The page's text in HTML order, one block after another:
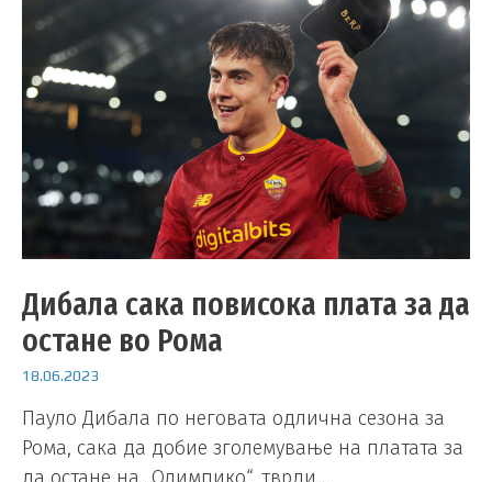
Дибала сака повисока плата за да
остане во Рома
18.06.2023
Пауло Дибала по неговата одлична сезона за
Рома, сака да добие зголемување на платата за